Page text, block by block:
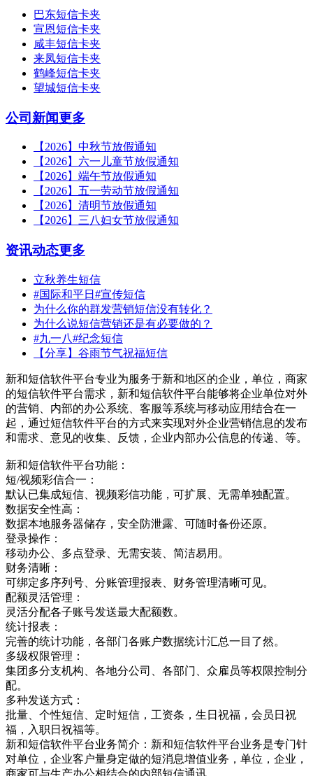
巴东短信卡夹
宣恩短信卡夹
咸丰短信卡夹
来凤短信卡夹
鹤峰短信卡夹
望城短信卡夹
公司新闻更多
【2026】中秋节放假通知
【2026】六一儿童节放假通知
【2026】端午节放假通知
【2026】五一劳动节放假通知
【2026】清明节放假通知
【2026】三八妇女节放假通知
资讯动态更多
立秋养生短信
#国际和平日#宣传短信
为什么你的群发营销短信没有转化？
为什么说短信营销还是有必要做的？
#九一八#纪念短信
【分享】谷雨节气祝福短信
新和短信软件平台专业为服务于新和地区的企业，单位，商家
的短信软件平台需求，新和短信软件平台能够将企业单位对外
的营销、内部的办公系统、客服等系统与移动应用结合在一
起，通过短信软件平台的方式来实现对外企业营销信息的发布
和需求、意见的收集、反馈，企业内部办公信息的传递、等。
新和短信软件平台功能：
短/视频彩信合一：
默认已集成短信、视频彩信功能，可扩展、无需单独配置。
数据安全性高：
数据本地服务器储存，安全防泄露、可随时备份还原。
登录操作：
移动办公、多点登录、无需安装、简洁易用。
财务清晰：
可绑定多序列号、分账管理报表、财务管理清晰可见。
配额灵活管理：
灵活分配各子账号发送最大配额数。
统计报表：
完善的统计功能，各部门各账户数据统计汇总一目了然。
多级权限管理：
集团多分支机构、各地分公司、各部门、众雇员等权限控制分
配。
多种发送方式：
批量、个性短信、定时短信，工资条，生日祝福，会员日祝
福，入职日祝福等。
新和短信软件平台业务简介：新和短信软件平台业务是专门针
对单位，企业客户量身定做的短消息增值业务，单位，企业，
商家可与生产办公相结合的内部短信通讯，